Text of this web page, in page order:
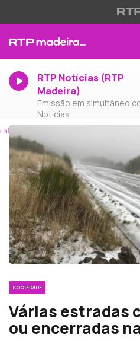
RTP Notícias (RTP
Madeira)
Emissão em simultâneo
Notícias
SOCIEDADE
Várias estradas
ou encerradas